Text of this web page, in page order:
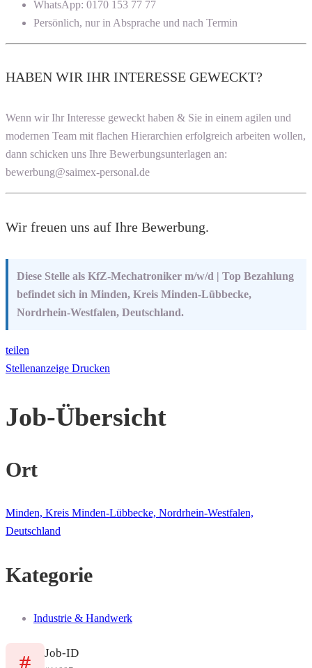
WhatsApp: 0170 153 77 77
Persönlich, nur in Absprache und nach Termin
HABEN WIR IHR INTERESSE GEWECKT?
Wenn wir Ihr Interesse geweckt haben & Sie in einem agilen und
modernen Team mit flachen Hierarchien erfolgreich arbeiten wollen,
dann schicken uns Ihre Bewerbungsunterlagen an:
bewerbung@saimex-personal.de
Wir freuen uns auf Ihre Bewerbung.
Diese Stelle als KfZ-Mechatroniker m/w/d | Top Bezahlung
befindet sich in Minden, Kreis Minden-Lübbecke,
Nordrhein-Westfalen, Deutschland.
teilen
Stellenanzeige Drucken
Job-Übersicht
Ort
Minden, Kreis Minden-Lübbecke, Nordrhein-Westfalen,
Deutschland
Kategorie
Industrie & Handwerk
Job-ID